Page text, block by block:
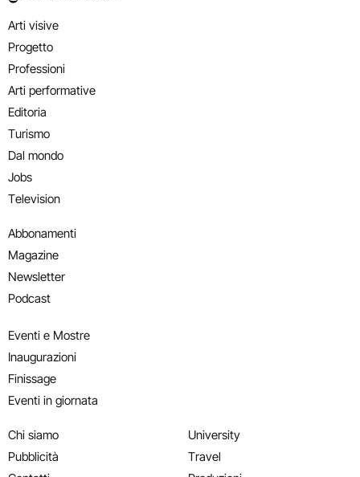
Arti visive
Progetto
Professioni
Arti performative
Editoria
Turismo
Dal mondo
Jobs
Television
Abbonamenti
Magazine
Newsletter
Podcast
Eventi e Mostre
Inaugurazioni
Finissage
Eventi in giornata
Chi siamo
Pubblicità
University
Travel